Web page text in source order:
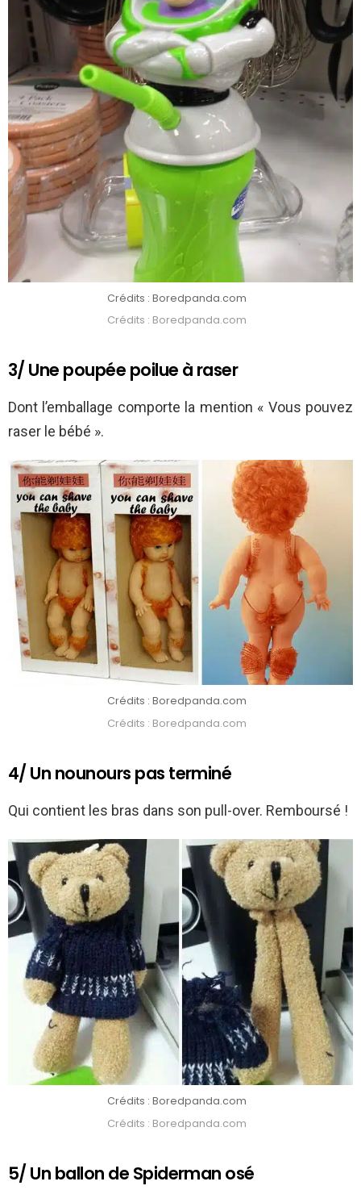
Crédits : Boredpanda.com
Crédits : Boredpanda.com
3/ Une poupée poilue à raser
Dont l’emballage comporte la mention « Vous pouvez
raser le bébé ».
Crédits : Boredpanda.com
Crédits : Boredpanda.com
4/ Un nounours pas terminé
Qui contient les bras dans son pull-over. Remboursé !
Crédits : Boredpanda.com
Crédits : Boredpanda.com
5/ Un ballon de Spiderman osé